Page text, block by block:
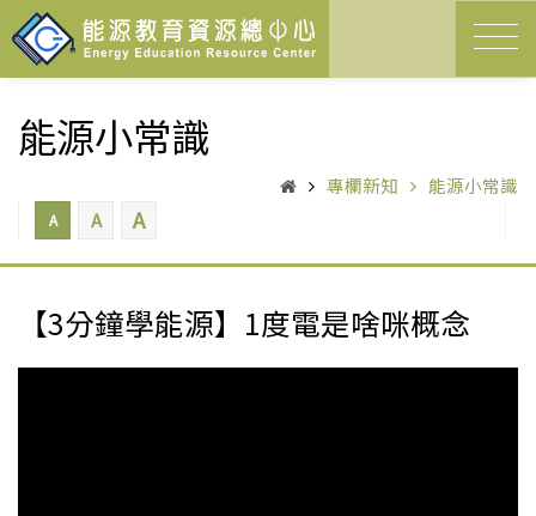
能源小常識
專欄新知 能源小常識
A A A
【3分鐘學能源】1度電是啥咪概念